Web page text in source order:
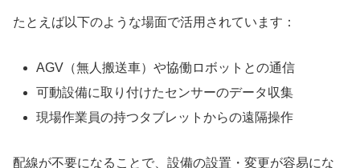
たとえば以下のような場面で活用されています：
AGV（無人搬送車）や協働ロボットとの通信
可動設備に取り付けたセンサーのデータ収集
現場作業員の持つタブレットからの遠隔操作
配線が不要になることで、設備の設置・変更が容易にな